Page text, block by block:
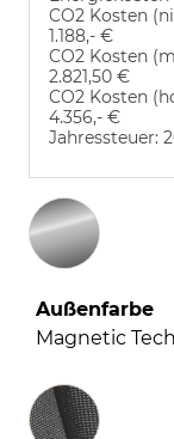
CO2 Kosten
1.188,- €
CO2 Kosten
2.821,50 €
CO2 Kosten
4.356,- €
Jahressteuer:
Außenfarbe
Magnetic